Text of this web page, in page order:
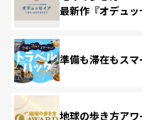
最新作『オデュッ
準備も滞在もス
地球の歩き方ア